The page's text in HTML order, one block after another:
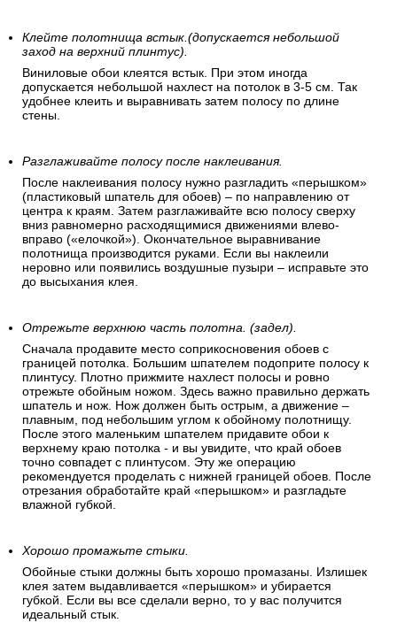
Клейте полотнища встык.(допускается небольшой
заход на верхний плинтус).
Виниловые обои клеятся встык. При этом иногда
допускается небольшой нахлест на потолок в 3-5 см. Так
удобнее клеить и выравнивать затем полосу по длине
стены.
Разглаживайте полосу после наклеивания.
После наклеивания полосу нужно разгладить «перышком»
(пластиковый шпатель для обоев) – по направлению от
центра к краям. Затем разглаживайте всю полосу сверху
вниз равномерно расходящимися движениями влево-
вправо («елочкой»). Окончательное выравнивание
полотнища производится руками. Если вы наклеили
неровно или появились воздушные пузыри – исправьте это
до высыхания клея.
Отрежьте верхнюю часть полотна. (задел).
Сначала продавите место соприкосновения обоев с
границей потолка. Большим шпателем подоприте полосу к
плинтусу. Плотно прижмите нахлест полосы и ровно
отрежьте обойным ножом. Здесь важно правильно держать
шпатель и нож. Нож должен быть острым, а движение –
плавным, под небольшим углом к обойному полотнищу.
После этого маленьким шпателем придавите обои к
верхнему краю потолка - и вы увидите, что край обоев
точно совпадет с плинтусом. Эту же операцию
рекомендуется проделать с нижней границей обоев. После
отрезания обработайте край «перышком» и разгладьте
влажной губкой.
Хорошо промажьте стыки.
Обойные стыки должны быть хорошо промазаны. Излишек
клея затем выдавливается «перышком» и убирается
губкой. Если вы все сделали верно, то у вас получится
идеальный стык.